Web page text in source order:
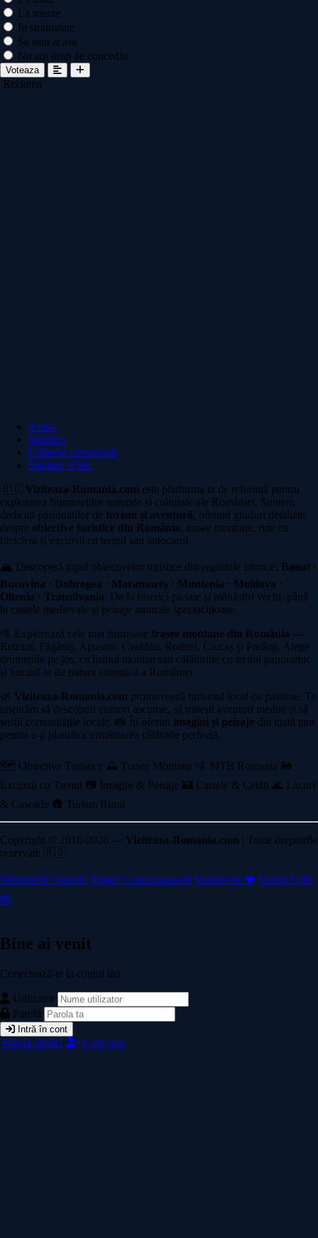
La munte
In strainatate
Sa stau acasa
Nu am timp de concediu
Voteaza
Reclama
Acasa
Statistici
Ultimele comentarii
Sitemap XML
🇷🇴 Viziteaza-Romania.com este platforma ta de referință pentru
explorarea frumuseților naturale și culturale ale României. Suntem
dedicați pasionaților de turism și aventură, oferind ghiduri detaliate
despre obiective turistice din România, trasee montane, rute cu
bicicleta și excursii cu trenul sau autocarul.
🏔️ Descoperă topul obiectivelor turistice din regiunile istorice: Banat ·
Bucovina · Dobrogea · Maramureș · Muntenia · Moldova ·
Oltenia · Transilvania. De la biserici pictate și mănăstiri vechi, până
la castele medievale și peisaje naturale spectaculoase.
🚵 Explorează cele mai frumoase trasee montane din România —
Retezat, Făgăraș, Apuseni, Ceahlău, Rodnei, Ciucaș și Parâng. Alege
drumețiile pe jos, ciclismul montan sau călătoriile cu trenul panoramic
și bucură-te de natura autentică a României.
🌿 Viziteaza-Romania.com promovează turismul local cu pasiune. Te
inspirăm să descoperi comori ascunse, să trăiești aventuri inedite și să
susții comunitățile locale. 📸 Îți oferim imagini și peisaje din toată țara
pentru a-ți planifica următoarea călătorie perfectă.
🗺️ Obiective Turistice ⛰️ Trasee Montane 🚵 MTB Romania 🚂
Excursii cu Trenul 📷 Imagini & Peisaje 🏰 Castele & Cetăți 🌊 Lacuri
& Cascade 🛖 Turism Rural
Copyright © 2016-2026 — Viziteaza-Romania.com | Toate drepturile
rezervate 🇷🇴
Termeni & Conditii Reguli Contacteaza-ne Sustine-ne ❤️ Sfaturi Utile
🆘
Bine ai venit
Conectează-te la contul tău
Utilizator
Parolă
Intră în cont
Parolă uitată? Cont nou